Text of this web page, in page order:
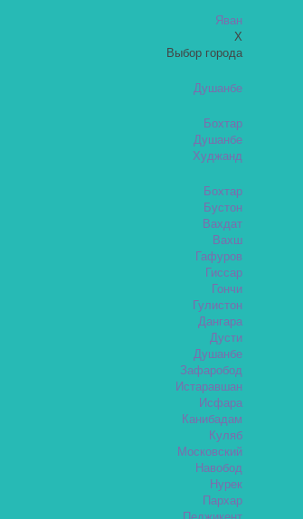
Яван
X
Выбор города
Душанбе
Бохтар
Душанбе
Худжанд
Бохтар
Бустон
Вахдат
Вахш
Гафуров
Гиссар
Гончи
Гулистон
Дангара
Дусти
Душанбе
Зафаробод
Истаравшан
Исфара
Канибадам
Куляб
Московский
Навобод
Нурек
Пархар